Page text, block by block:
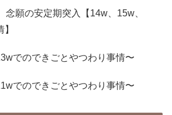
願の安定期突入【14w、15w、
でのできごとやつわり事情〜
でのできごとやつわり事情〜